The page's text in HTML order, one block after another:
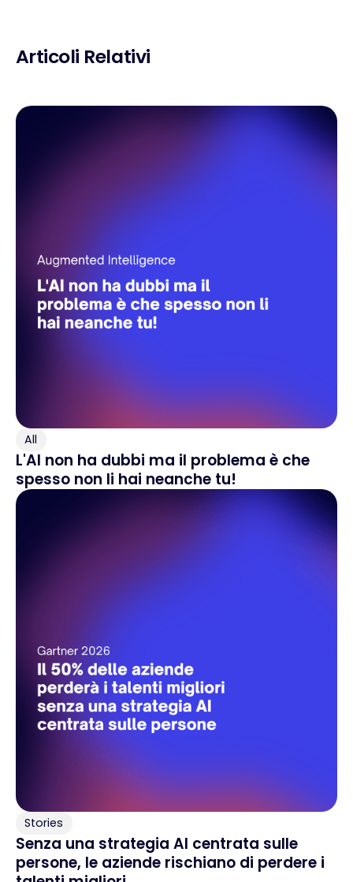
Articoli Relativi
All
L'AI non ha dubbi ma il problema è che
spesso non li hai neanche tu!
Stories
Senza una strategia AI centrata sulle
persone, le aziende rischiano di perdere i